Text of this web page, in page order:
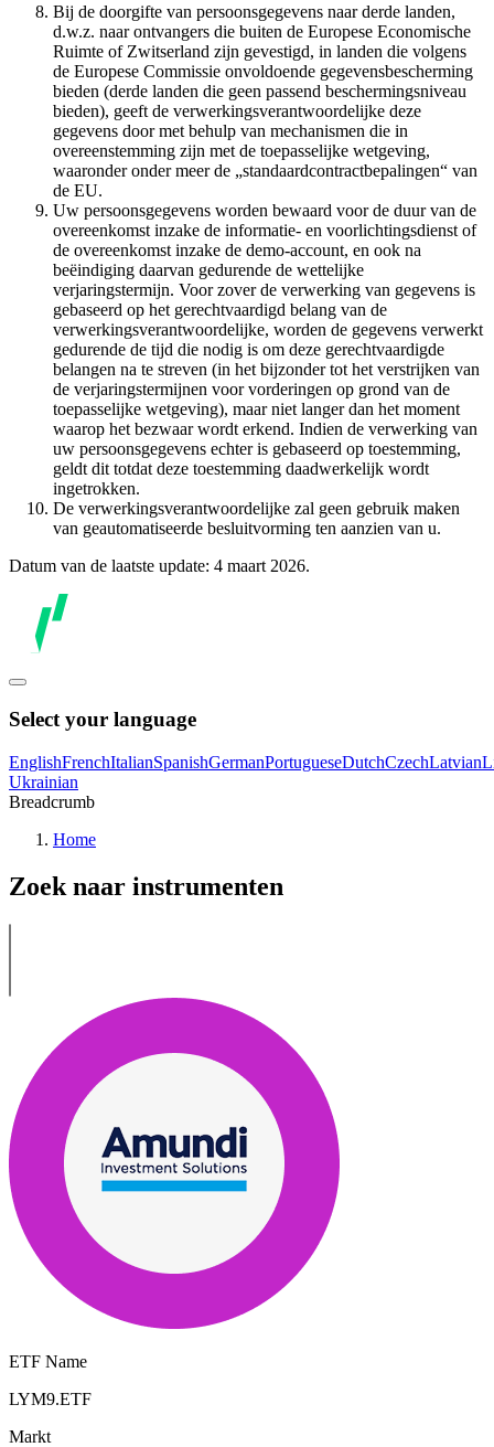
Bij de doorgifte van persoonsgegevens naar derde landen,
d.w.z. naar ontvangers die buiten de Europese Economische
Ruimte of Zwitserland zijn gevestigd, in landen die volgens
de Europese Commissie onvoldoende gegevensbescherming
bieden (derde landen die geen passend beschermingsniveau
bieden), geeft de verwerkingsverantwoordelijke deze
gegevens door met behulp van mechanismen die in
overeenstemming zijn met de toepasselijke wetgeving,
waaronder onder meer de „standaardcontractbepalingen“ van
de EU.
Uw persoonsgegevens worden bewaard voor de duur van de
overeenkomst inzake de informatie- en voorlichtingsdienst of
de overeenkomst inzake de demo-account, en ook na
beëindiging daarvan gedurende de wettelijke
verjaringstermijn. Voor zover de verwerking van gegevens is
gebaseerd op het gerechtvaardigd belang van de
verwerkingsverantwoordelijke, worden de gegevens verwerkt
gedurende de tijd die nodig is om deze gerechtvaardigde
belangen na te streven (in het bijzonder tot het verstrijken van
de verjaringstermijnen voor vorderingen op grond van de
toepasselijke wetgeving), maar niet langer dan het moment
waarop het bezwaar wordt erkend. Indien de verwerking van
uw persoonsgegevens echter is gebaseerd op toestemming,
geldt dit totdat deze toestemming daadwerkelijk wordt
ingetrokken.
De verwerkingsverantwoordelijke zal geen gebruik maken
van geautomatiseerde besluitvorming ten aanzien van u.
Datum van de laatste update: 4 maart 2026.
Select your language
EnglishFrenchItalianSpanishGermanPortugueseDutchCzechLatvian
Ukrainian
Breadcrumb
Home
Zoek naar instrumenten
ETF Name
LYM9.ETF
Markt